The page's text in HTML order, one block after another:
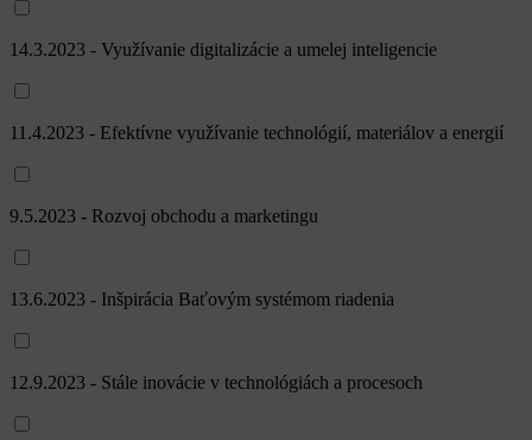
14.3.2023 - Využívanie digitalizácie a umelej inteligencie
11.4.2023 - Efektívne využívanie technológií, materiálov a energií
9.5.2023 - Rozvoj obchodu a marketingu
13.6.2023 - Inšpirácia Baťovým systémom riadenia
12.9.2023 - Stále inovácie v technológiách a procesoch